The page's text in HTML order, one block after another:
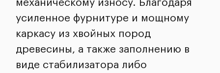
механическому износу. Благодаря
усиленное фурнитуре и мощному
каркасу из хвойных пород
древесины, а также заполнению в
виде стабилизатора либо